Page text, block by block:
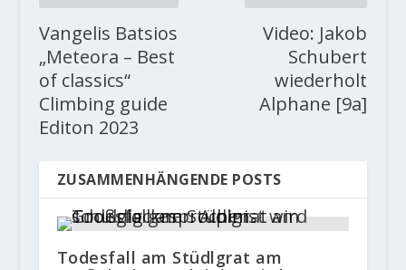
Vangelis Batsios
„Meteora – Best
of classics“
Climbing guide
Editon 2023
Video: Jakob
Schubert
wiederholt
Alphane [9a]
ZUSAMMENHÄNGENDE POSTS
Todesfall am Stüdlgrat am